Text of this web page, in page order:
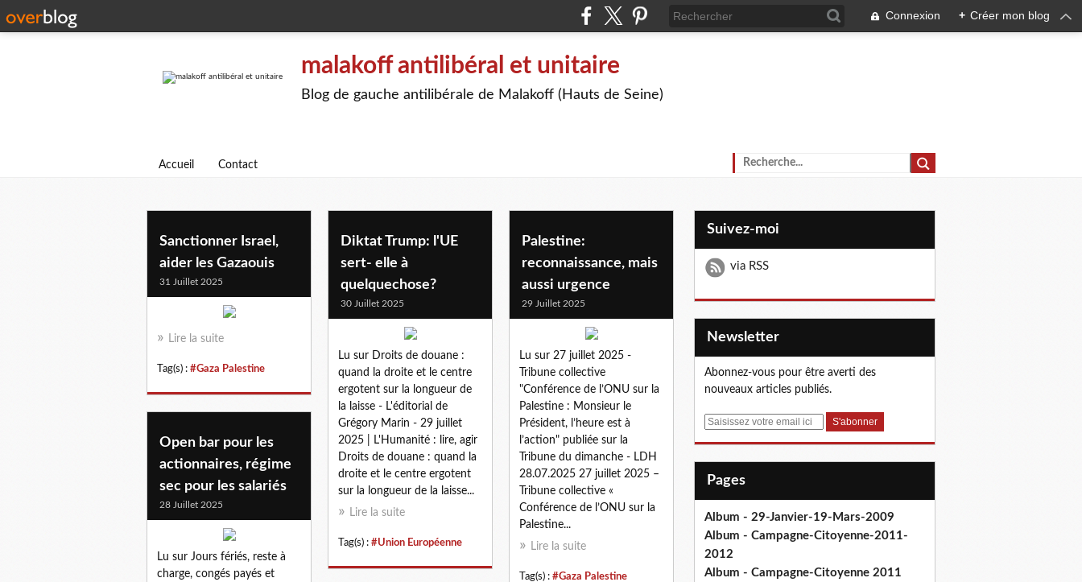
Connexion + Créer mon blog
malakoff antilibéral et unitaire
Blog de gauche antilibérale de Malakoff (Hauts de Seine)
Accueil Contact
Sanctionner Israel,
aider les Gazaouis
31 Juillet 2025
Lire la suite
Tag(s) : #Gaza Palestine
Diktat Trump: l'UE
sert- elle à
quelquechose?
30 Juillet 2025
Lu sur Droits de douane :
quand la droite et le centre
ergotent sur la longueur de
la laisse - L'éditorial de
Grégory Marin - 29 juillet
2025 | L'Humanité : lire, agir
Droits de douane : quand la
droite et le centre ergotent
sur la longueur de la laisse...
Lire la suite
Tag(s) : #Union Européenne
Palestine:
reconnaissance, mais
aussi urgence
29 Juillet 2025
Lu sur 27 juillet 2025 -
Tribune collective
"Conférence de l’ONU sur la
Palestine : Monsieur le
Président, l’heure est à
l’action" publiée sur la
Tribune du dimanche - LDH
28.07.2025 27 juillet 2025 –
Tribune collective «
Conférence de l’ONU sur la
Palestine...
Lire la suite
Tag(s) : #Gaza Palestine
Open bar pour les
actionnaires, régime
sec pour les salariés
28 Juillet 2025
Lu sur Jours fériés, reste à
charge, congés payés et
Suivez-moi
via RSS
Newsletter
Abonnez-vous pour être averti des
nouveaux articles publiés.
E
Pages
Album - 29-Janvier-19-Mars-2009
Album - Campagne-Citoyenne-2011-
2012
Album - Campagne-Citoyenne 2011